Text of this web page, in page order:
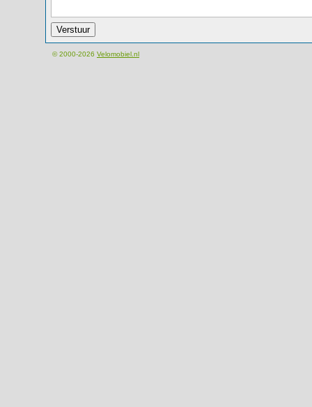
© 2000-2026 Velomobiel.nl